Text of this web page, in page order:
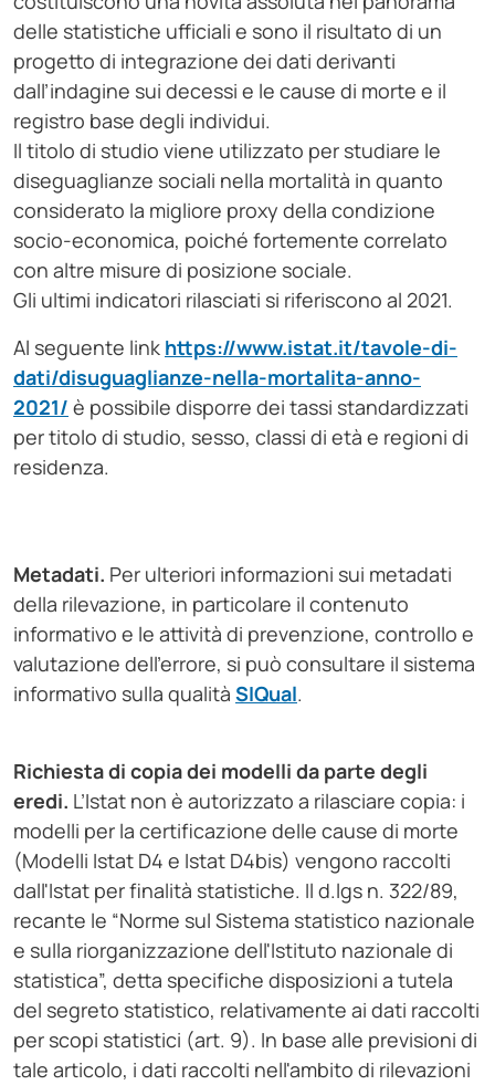
delle statistiche ufficiali e sono il risultato di un
progetto di integrazione dei dati derivanti
dall’indagine sui decessi e le cause di morte e il
registro base degli individui.
Il titolo di studio viene utilizzato per studiare le
diseguaglianze sociali nella mortalità in quanto
considerato la migliore proxy della condizione
socio-economica, poiché fortemente correlato
con altre misure di posizione sociale.
Gli ultimi indicatori rilasciati si riferiscono al 2021.
Al seguente link https://www.istat.it/tavole-di-
dati/disuguaglianze-nella-mortalita-anno-
2021/ è possibile disporre dei tassi standardizzati
per titolo di studio, sesso, classi di età e regioni di
residenza.
Metadati. Per ulteriori informazioni sui metadati
della rilevazione, in particolare il contenuto
informativo e le attività di prevenzione, controllo e
valutazione dell'errore, si può consultare il sistema
informativo sulla qualità SIQual.
Richiesta di copia dei modelli da parte degli
eredi. L’Istat non è autorizzato a rilasciare copia: i
modelli per la certificazione delle cause di morte
(Modelli Istat D4 e Istat D4bis) vengono raccolti
dall'Istat per finalità statistiche. Il d.lgs n. 322/89,
recante le “Norme sul Sistema statistico nazionale
e sulla riorganizzazione dell'Istituto nazionale di
statistica”, detta specifiche disposizioni a tutela
del segreto statistico, relativamente ai dati raccolti
per scopi statistici (art. 9). In base alle previsioni di
tale articolo, i dati raccolti nell'ambito di rilevazioni